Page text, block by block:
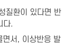
질환이 있다면 반
다.
서, 이상반응 발